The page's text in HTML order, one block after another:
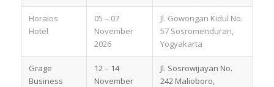
Horaios
Hotel
05 – 07
November
2026
Jl. Gowongan Kidul No.
57 Sosromenduran,
Yogyakarta
Grage
Business
12 – 14
November
Jl. Sosrowijayan No.
242 Malioboro,